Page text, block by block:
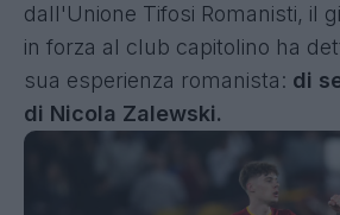
dall'Unione Tifosi Romanisti, il
in forza al club capitolino ha
sua esperienza romanista: di
di Nicola Zalewski.